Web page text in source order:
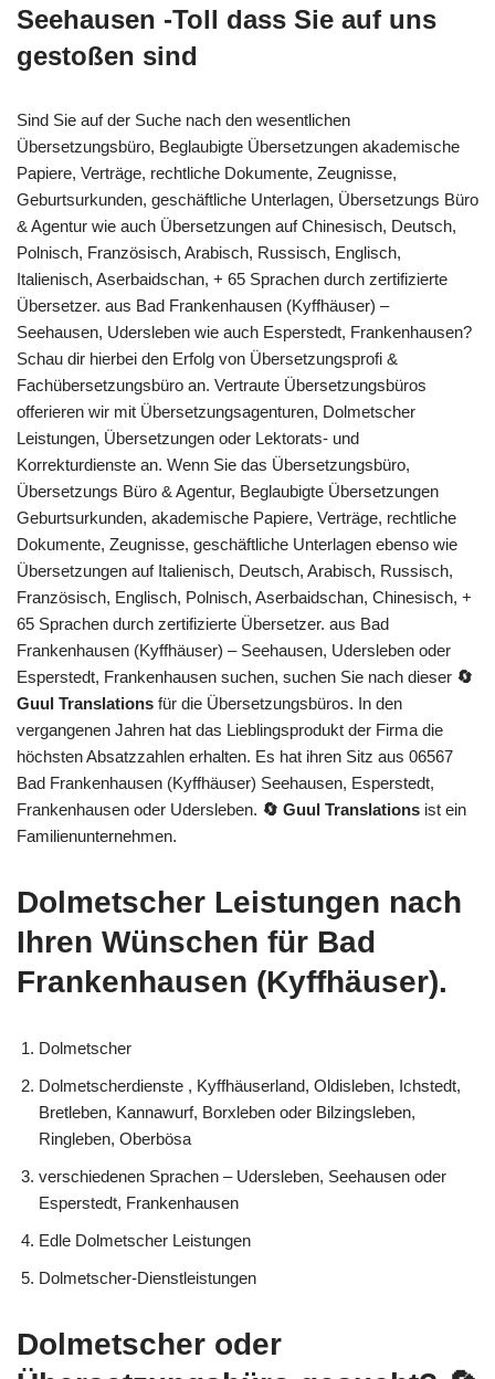
Seehausen -Toll dass Sie auf uns
gestoßen sind
Sind Sie auf der Suche nach den wesentlichen
Übersetzungsbüro, Beglaubigte Übersetzungen akademische
Papiere, Verträge, rechtliche Dokumente, Zeugnisse,
Geburtsurkunden, geschäftliche Unterlagen, Übersetzungs Büro
& Agentur wie auch Übersetzungen auf Chinesisch, Deutsch,
Polnisch, Französisch, Arabisch, Russisch, Englisch,
Italienisch, Aserbaidschan, + 65 Sprachen durch zertifizierte
Übersetzer. aus Bad Frankenhausen (Kyffhäuser) –
Seehausen, Udersleben wie auch Esperstedt, Frankenhausen?
Schau dir hierbei den Erfolg von Übersetzungsprofi &
Fachübersetzungsbüro an. Vertraute Übersetzungsbüros
offerieren wir mit Übersetzungsagenturen, Dolmetscher
Leistungen, Übersetzungen oder Lektorats- und
Korrekturdienste an. Wenn Sie das Übersetzungsbüro,
Übersetzungs Büro & Agentur, Beglaubigte Übersetzungen
Geburtsurkunden, akademische Papiere, Verträge, rechtliche
Dokumente, Zeugnisse, geschäftliche Unterlagen ebenso wie
Übersetzungen auf Italienisch, Deutsch, Arabisch, Russisch,
Französisch, Englisch, Polnisch, Aserbaidschan, Chinesisch, +
65 Sprachen durch zertifizierte Übersetzer. aus Bad
Frankenhausen (Kyffhäuser) – Seehausen, Udersleben oder
Esperstedt, Frankenhausen suchen, suchen Sie nach dieser 🔄
Guul Translations für die Übersetzungsbüros. In den
vergangenen Jahren hat das Lieblingsprodukt der Firma die
höchsten Absatzzahlen erhalten. Es hat ihren Sitz aus 06567
Bad Frankenhausen (Kyffhäuser) Seehausen, Esperstedt,
Frankenhausen oder Udersleben. 🔄 Guul Translations ist ein
Familienunternehmen.
Dolmetscher Leistungen nach
Ihren Wünschen für Bad
Frankenhausen (Kyffhäuser).
Dolmetscher
Dolmetscherdienste , Kyffhäuserland, Oldisleben, Ichstedt,
Bretleben, Kannawurf, Borxleben oder Bilzingsleben,
Ringleben, Oberbösa
verschiedenen Sprachen – Udersleben, Seehausen oder
Esperstedt, Frankenhausen
Edle Dolmetscher Leistungen
Dolmetscher-Dienstleistungen
Dolmetscher oder